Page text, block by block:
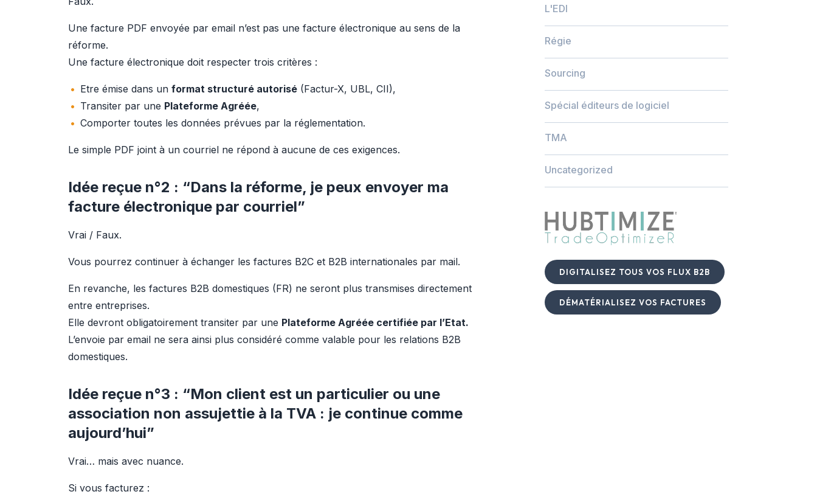
Une facture PDF envoyée par email n’est pas une facture électronique au sens de la
réforme.
Une facture électronique doit respecter trois critères :
Etre émise dans un format structuré autorisé (Factur-X, UBL, CII),
Transiter par une Plateforme Agréée,
Comporter toutes les données prévues par la réglementation.
Le simple PDF joint à un courriel ne répond à aucune de ces exigences.
Idée reçue n°2 : “Dans la réforme, je peux envoyer ma
facture électronique par courriel”
Vrai / Faux.
Vous pourrez continuer à échanger les factures B2C et B2B internationales par mail.
En revanche, les factures B2B domestiques (FR) ne seront plus transmises directement
entre entreprises.
Elle devront obligatoirement transiter par une Plateforme Agréée certifiée par l’Etat.
L’envoie par email ne sera ainsi plus considéré comme valable pour les relations B2B
domestiques.
Idée reçue n°3 : “Mon client est un particulier ou une
association non assujettie à la TVA : je continue comme
aujourd’hui”
Vrai… mais avec nuance.
Si vous facturez :
L'EDI
Régie
Sourcing
Spécial éditeurs de logiciel
TMA
Uncategorized
DIGITALISEZ TOUS VOS FLUX B2B
DÉMATÉRIALISEZ VOS FACTURES